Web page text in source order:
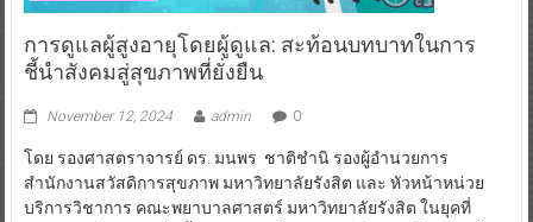
การดูแลผู้สูงอายุโดยผู้ดูแล: สะท้อนบทบาทในการ
ชี้นำสังคมสู่สุขภาพที่ยั่งยืน
November 12, 2024 admin 0
โดย รองศาสตราจารย์ ดร. มนพร ชาติชำนิ รองผู้อำนวยการ
สำนักงานสวัสดิการสุขภาพ มหาวิทยาลัยรังสิต และ หัวหน้าหน่วย
บริการวิชาการ คณะพยาบาลศาสตร์ มหาวิทยาลัยรังสิต ในยุคที่